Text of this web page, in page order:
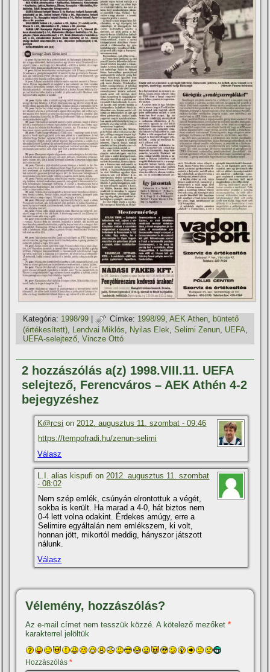
Kategória: 1998/99 | Címke: 1998/99,AEK Athen, büntető
(értékesí­tett) Lendvai Miklós Nyilas Elek ,Selimi Zenun UEFA
UEFA-selejtező ,Vincze Ottó
2 hozzászólás a(z) 1998.VIII.11. UEFA
selejtező, Ferencváros – AEK Athén 4-2
bejegyzéshez
K@rcsi on 2012. augusztus 11. szombat - 09:46
https://tempofradi.hu/zenun-selimi
Válasz
L.I. alias kispufi on 2012. augusztus 11. szombat
- 08:02
Nem szép emlék, csúnyán elrontottuk a végét,
sokba is került. Ha marad a 4-0, hát biztos nem
0-4 lett volna odakint. Érdekes amúgy, erre a
Selimire egyáltalán nem emlékszem, ki volt,
honnan jött, mikortól meddig, hányszor játszott
nálunk.
Válasz
Vélemény, hozzászólás?
Az e-mail címet nem tesszük közzé. A kötelező mezőket*
karakterrel jelöltük
Hozzászólás*